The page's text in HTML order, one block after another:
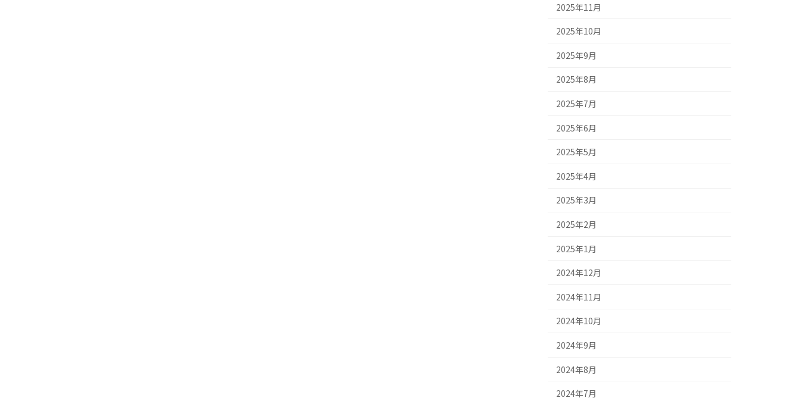
2025年11月
2025年10月
2025年9月
2025年8月
2025年7月
2025年6月
2025年5月
2025年4月
2025年3月
2025年2月
2025年1月
2024年12月
2024年11月
2024年10月
2024年9月
2024年8月
2024年7月